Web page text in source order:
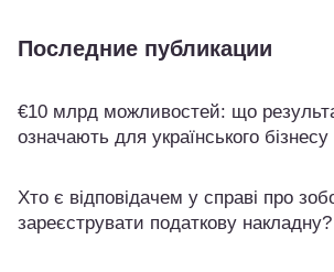
Последние публикации
€10 млрд можливостей: що
означають для українського бізнесу
Хто є відповідачем у справі про
зареєструвати податкову накладну?